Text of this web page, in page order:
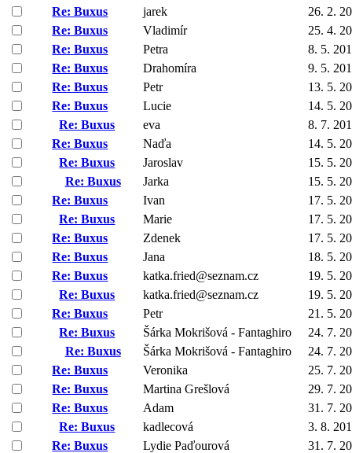
Re: Buxus
jarek
26. 2.
Re: Buxus
Vladimír
25. 4.
Re: Buxus
Petra
8. 5.
Re: Buxus
Drahomíra
9. 5.
Re: Buxus
Petr
13. 5.
Re: Buxus
Lucie
14. 5.
Re: Buxus
eva
8. 7.
Re: Buxus
Naďa
14. 5.
Re: Buxus
Jaroslav
15. 5.
Re: Buxus
Jarka
15. 5.
Re: Buxus
Ivan
17. 5.
Re: Buxus
Marie
17. 5.
Re: Buxus
Zdenek
17. 5.
Re: Buxus
Jana
18. 5.
Re: Buxus
katka.fried@seznam.cz
19. 5.
Re: Buxus
katka.fried@seznam.cz
19. 5.
Re: Buxus
Petr
21. 5.
Re: Buxus
Šárka Mokrišová - Fantaghiro
24. 7.
Re: Buxus
Šárka Mokrišová - Fantaghiro
24. 7.
Re: Buxus
Veronika
25. 7.
Re: Buxus
Martina Grešlová
29. 7.
Re: Buxus
Adam
31. 7.
Re: Buxus
kadlecová
3. 8.
Re: Buxus
Lydie Paďourová 31. 7.